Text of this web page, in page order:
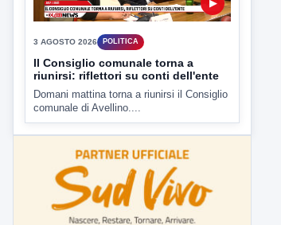
▶
3 AGOSTO 2026 POLITICA
Il Consiglio comunale torna a
riunirsi: riflettori su conti dell'ente
Domani mattina torna a riunirsi il Consiglio
comunale di Avellino....